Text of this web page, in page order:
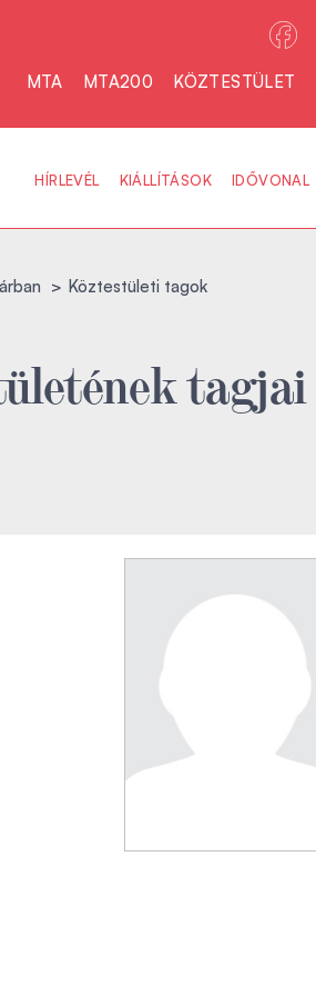
MTA MTA200 KÖZTESTÜLET
HÍRLEVÉL KIÁLLÍTÁSOK IDŐVONAL
Köztestületi tagok
tagjai